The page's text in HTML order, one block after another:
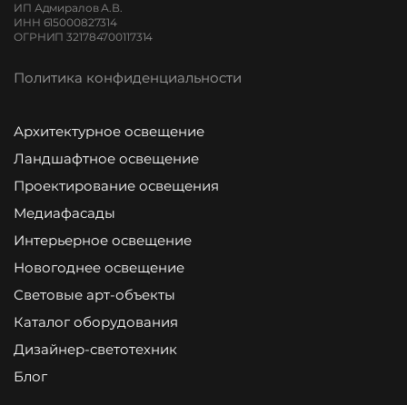
ИП Адмиралов А.В.
ИНН 615000827314
ОГРНИП 321784700117314
Политика конфиденциальности
Архитектурное освещение
Ландшафтное освещение
Проектирование освещения
Медиафасады
Интерьерное освещение
Новогоднее освещение
Световые арт-объекты
Каталог оборудования
Дизайнер-светотехник
Блог